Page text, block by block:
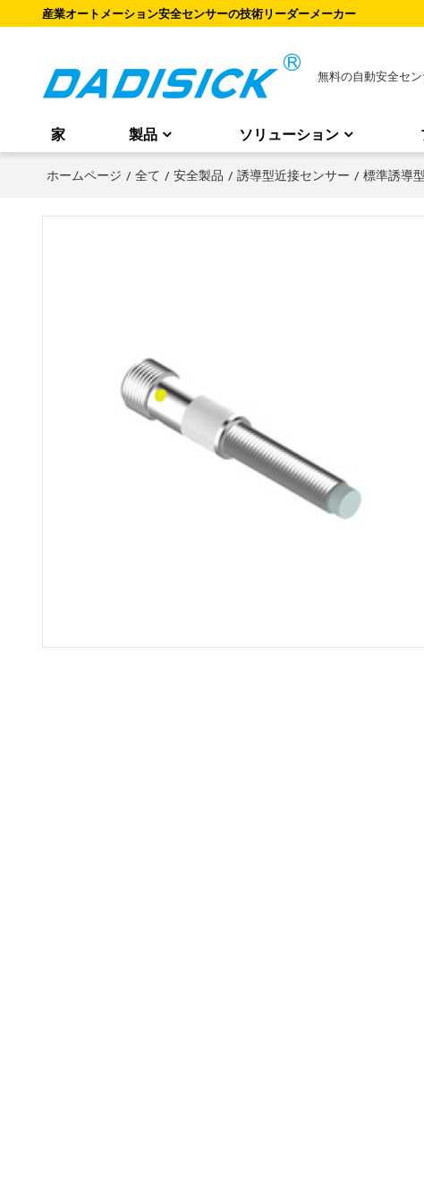
産業オートメーション安全センサーの技術リーダーメーカー
無料の自動安全セ
家 製品 ソリューション
ホームページ / 全て / 安全製品 / 誘導型近接センサー / 標準誘導